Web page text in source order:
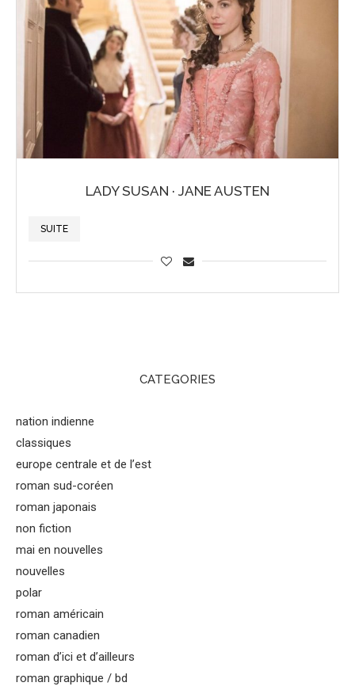
LADY SUSAN · JANE AUSTEN
SUITE
CATEGORIES
nation indienne
classiques
europe centrale et de l’est
roman sud-coréen
roman japonais
non fiction
mai en nouvelles
nouvelles
polar
roman américain
roman canadien
roman d’ici et d’ailleurs
roman graphique / bd